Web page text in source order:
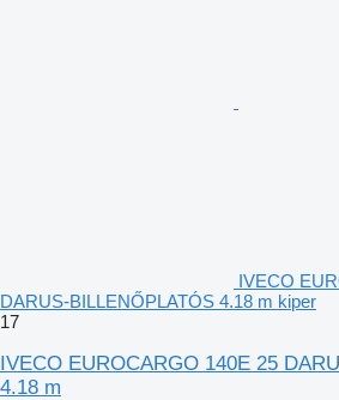
IVECO
DARUS-BILLENŐPLATÓS 4.18 m kiper
17
IVECO EUROCARGO 140E 25
4.18 m